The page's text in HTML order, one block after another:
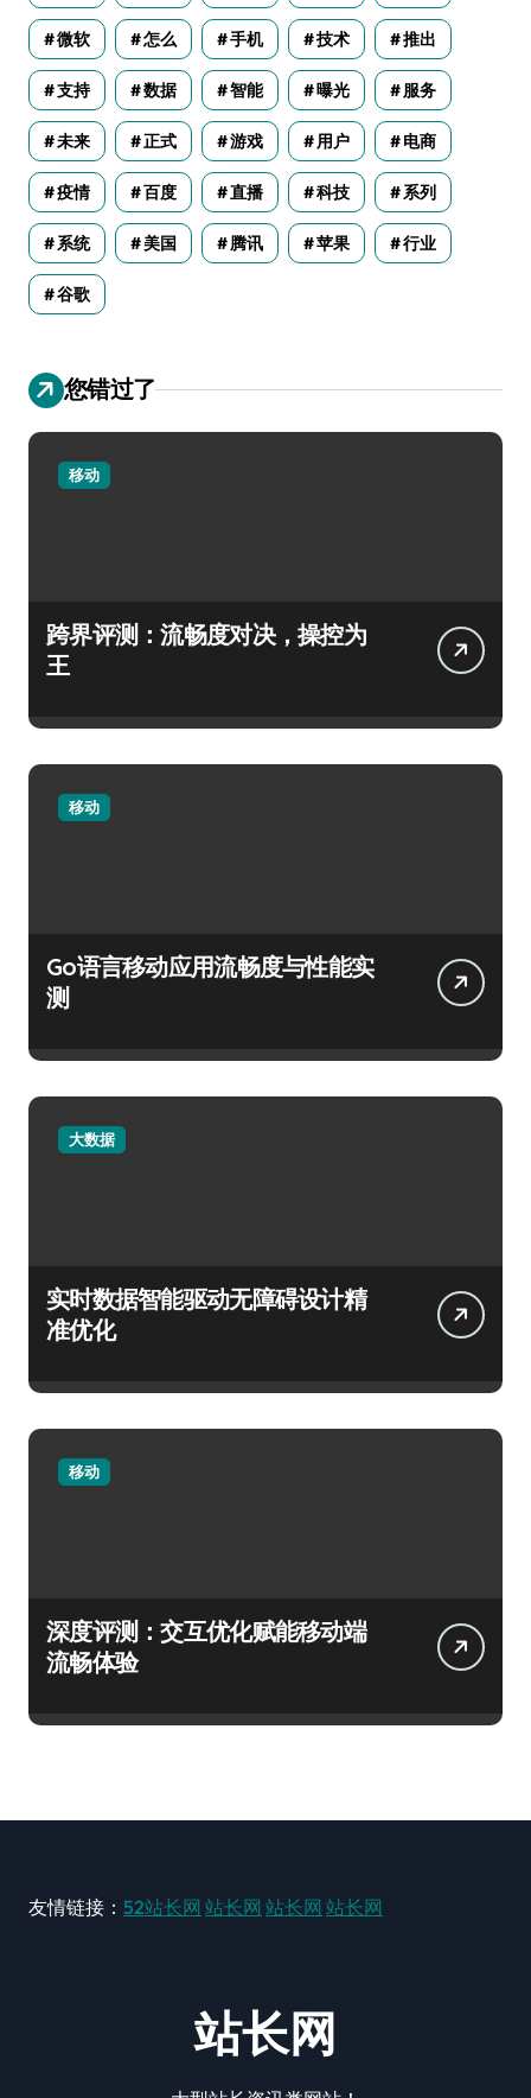
微软 怎么 手机 技术 推出
支持 数据 智能 曝光 服务
未来 正式 游戏 用户 电商
疫情 百度 直播 科技 系列
系统 美国 腾讯 苹果 行业
谷歌
您错过了
移动
跨界评测：流畅度对决，操控为
王
移动
Go语言移动应用流畅度与性能实
测
大数据
实时数据智能驱动无障碍设计精
准优化
移动
深度评测：交互优化赋能移动端
流畅体验
友情链接： 52站长网 站长网 站长网 站长网
站长网